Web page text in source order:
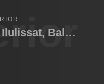
Greenland 2018 Ilulissat, Baleak,Trailer.